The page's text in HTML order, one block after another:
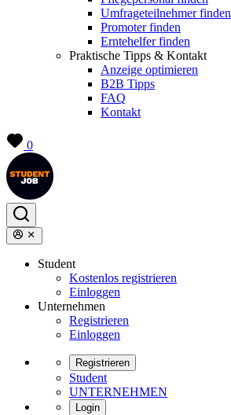
Umfrageteilnehmer finden
Promoter finden
Erntehelfer finden
Praktische Tipps & Kontakt
Anzeige optimieren
B2B Tipps
FAQ
Kontakt
0
Student
Kostenlos registrieren
Einloggen
Unternehmen
Registrieren
Einloggen
Registrieren
Student
UNTERNEHMEN
Login